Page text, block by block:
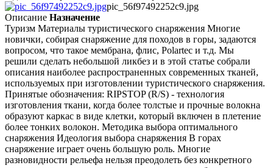
pic_56f97492252c9.jpg
Описание Назначение
Туризм Материалы туристического снаряжения Многие
новички, собирая снаряжение для походов в горы, задаются
вопросом, что такое мембрана, флис, Polartec и т.д. Мы
решили сделать небольшой ликбез и в этой статье собрали
описания наиболее распространенных современных тканей,
используемых при изготовлении туристического снаряжения.
Принятые обозначения: RIPSTOP (R/S) - технология
изготовления ткани, когда более толстые и прочные волокна
образуют каркас в виде клетки, который включен в плетение
более тонких волокон. Методика выбора оптимального
снаряжения Идеология выбора снаряжения В горах
снаряжение играет очень большую роль. Многие
разновидности рельефа нельзя преодолеть без конкретного